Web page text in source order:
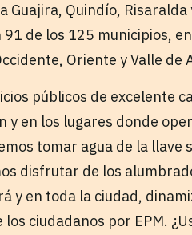
Guajira, Quindío,
de los 125 municipios,
Oriente y Valle de
públicos de excelente
y en los lugares donde
tomar agua de la llave
disfrutar de los
y en toda la ciudad,
ciudadanos por EPM.